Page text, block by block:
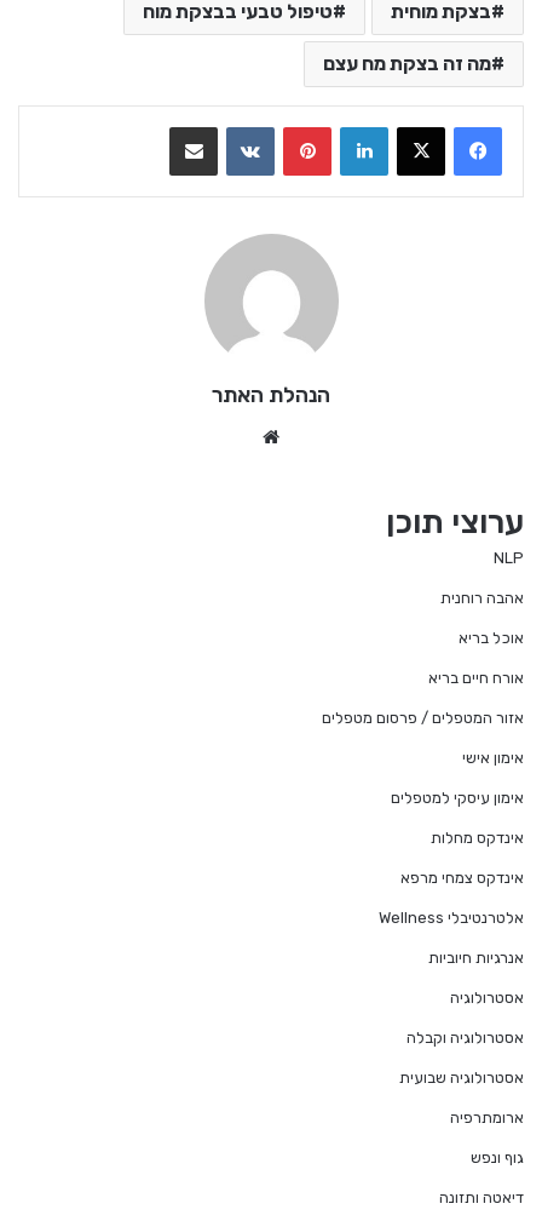
בצקת מוחית טיפול טבעי בבצקת מוח
מה זה בצקת מח עצם
LinkedIn
VKontakte
הנהלת האתר
ערוצי תוכן
NLP
אהבה רוחנית
אוכל בריא
אורח חיים בריא
אזור המטפלים / פרסום מטפלים
אימון אישי
אימון עיסקי למטפלים
אינדקס מחלות
אינדקס צמחי מרפא
אלטרנטיבלי Wellness
אנרגיות חיוביות
אסטרולוגיה
אסטרולוגיה וקבלה
אסטרולוגיה שבועית
ארומתרפיה
גוף ונפש
דיאטה ותזונה